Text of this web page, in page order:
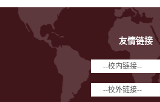
友情链接
--校内链接--
--校外链接--